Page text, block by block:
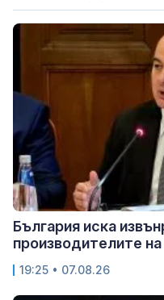
България иска
производителите
19:25 • 07.08.26